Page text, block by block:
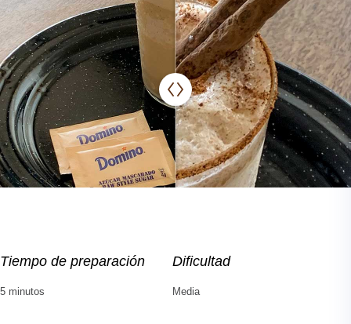
Tiempo de preparación
5 minutos
Dificultad
Media